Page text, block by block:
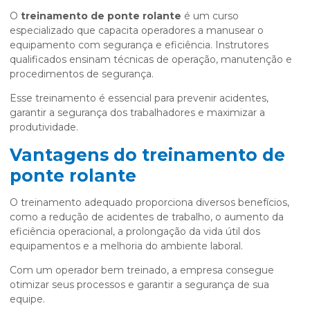
O treinamento de ponte rolante é um curso
especializado que capacita operadores a manusear o
equipamento com segurança e eficiência. Instrutores
qualificados ensinam técnicas de operação, manutenção e
procedimentos de segurança.
Esse treinamento é essencial para prevenir acidentes,
garantir a segurança dos trabalhadores e maximizar a
produtividade.
Vantagens do treinamento de
ponte rolante
O treinamento adequado proporciona diversos benefícios,
como a redução de acidentes de trabalho, o aumento da
eficiência operacional, a prolongação da vida útil dos
equipamentos e a melhoria do ambiente laboral.
Com um operador bem treinado, a empresa consegue
otimizar seus processos e garantir a segurança de sua
equipe.